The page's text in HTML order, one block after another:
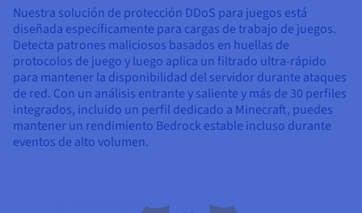
Nuestra solución de protección DDoS para juegos está
diseñada específicamente para cargas de trabajo de juegos.
Detecta patrones maliciosos basados en huellas de
protocolos de juego y luego aplica un filtrado ultra-rápido
para mantener la disponibilidad del servidor durante ataques
de red. Con un análisis entrante y saliente y más de 30 perfiles
integrados, incluido un perfil dedicado a Minecraft, puedes
mantener un rendimiento Bedrock estable incluso durante
eventos de alto volumen.